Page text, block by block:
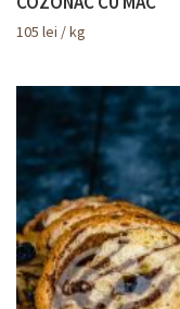
105 lei / kg